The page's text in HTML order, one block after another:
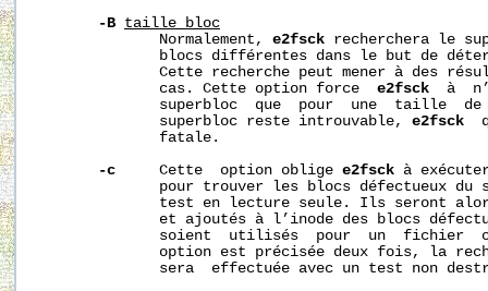
-B taille_bloc
              Normalement,
e2fsck recherchera le
blocs différentes dans le but de
Cette recherche peut mener à des
              cas. Cette option force
e2fsck
à
superbloc  que  pour  une  taille
              superbloc reste introuvable,
e2fsck
              fatale.
-c
     Cette  option oblige
e2fsck à
pour trouver les blocs défectueux du
test en lecture seule. Ils seront
et ajoutés à l’inode des blocs
soient  utilisés  pour  un  fichier
option est précisée deux fois, la
sera  effectuée avec un test non